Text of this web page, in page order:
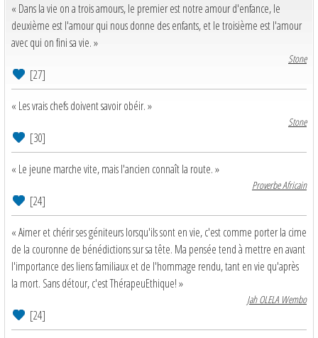
« Dans la vie on a trois amours, le premier est notre amour d'enfance, le
deuxième est l'amour qui nous donne des enfants, et le troisième est l'amour
avec qui on fini sa vie. »
Stone
[27]
« Les vrais chefs doivent savoir obéir. »
Stone
[30]
« Le jeune marche vite, mais l'ancien connaît la route. »
Proverbe Africain
[24]
« Aimer et chérir ses géniteurs lorsqu'ils sont en vie, c'est comme porter la cime
de la couronne de bénédictions sur sa tête. Ma pensée tend à mettre en avant
l'importance des liens familiaux et de l'hommage rendu, tant en vie qu'après
la mort. Sans détour, c'est ThérapeuEthique! »
Jah OLELA Wembo
[24]